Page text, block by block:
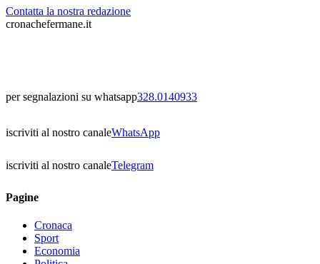
Contatta la nostra redazione
cronachefermane.it
per segnalazioni su whatsapp328.0140933
iscriviti al nostro canaleWhatsApp
iscriviti al nostro canaleTelegram
Pagine
Cronaca
Sport
Economia